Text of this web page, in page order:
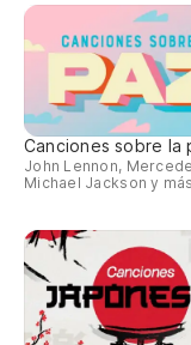
Canciones sobre la
John Lennon,
Michael Jackson y más